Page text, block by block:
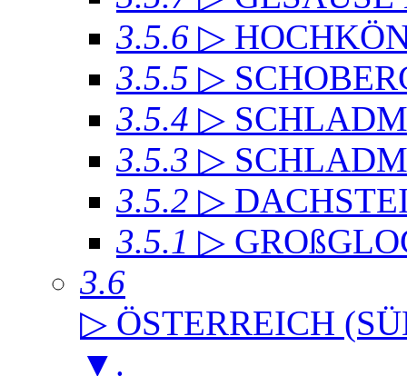
3.5.6 ▷
3.5.5 ▷
3.5.4 ▷
3.5.3 ▷
3.5.2 ▷
3.5.1 ▷
3.6
▷ ÖSTERREICH
▼ .